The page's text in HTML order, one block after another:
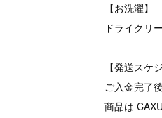
【お洗濯】
ドライクリ
【発送スケ
ご入金完了
商品は